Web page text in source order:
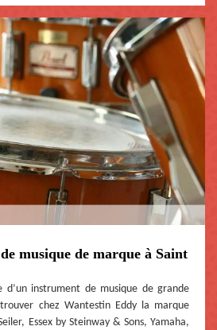
musique de marque à Saint
d’un instrument de musique de grande
chez Wantestin Eddy la marque
Essex by Steinway & Sons, Yamaha,